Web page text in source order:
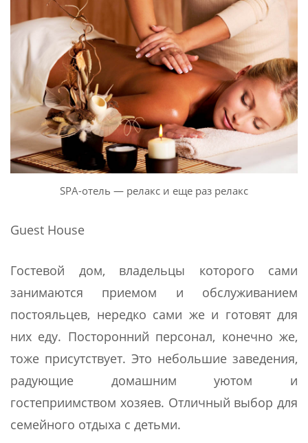
SPA-отель — релакс и еще раз релакс
Guest House
Гостевой дом, владельцы которого сами
занимаются приемом и обслуживанием
постояльцев, нередко сами же и готовят для
них еду. Посторонний персонал, конечно же,
тоже присутствует. Это небольшие заведения,
радующие домашним уютом и
гостеприимством хозяев. Отличный выбор для
семейного отдыха с детьми.